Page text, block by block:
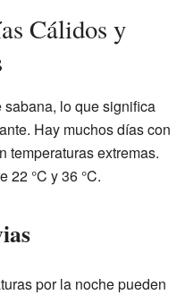
Cálidos y
lo que significa
Hay muchos días con
temperaturas extremas.
22 °C y 36 °C.
por la noche pueden